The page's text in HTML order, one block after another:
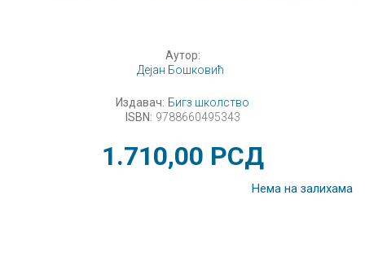
Аутор:
Дејан Бошковић
Издавач: Бигз школство
ISBN: 9788660495343
1.710,00 РСД
Нема на залихама